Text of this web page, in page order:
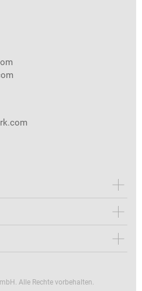
Alle Rechte vorbehalten.